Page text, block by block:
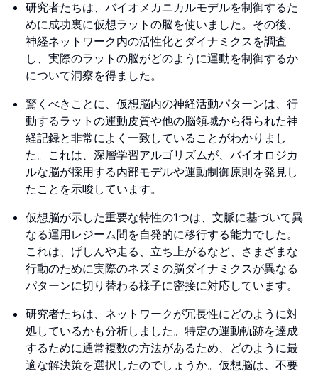
研究者たちは、バイオメカニカルモデルを制御するた
めに成功裏に仮想ラットの脳を使いました。その後、
神経ネットワーク内の活性化とダイナミクスを調査
し、実際のラットの脳がどのように運動を制御するか
について洞察を得ました。
驚くべきことに、仮想脳内の神経活動パターンは、行
動するラットの運動皮質や他の脳領域から得られた神
経記録と非常によく一致していることがわかりまし
た。これは、深層学習アルゴリズムが、バイオロジカ
ルな脳が採用する内部モデルや運動制御原則を発見し
たことを示唆しています。
仮想脳が示した重要な特性の1つは、文脈に基づいて異
なる運用レジーム間を自発的に移行する能力でした。
これは、げしんや走る、立ち上がるなど、さまざまな
行動のために実際のネズミの脳ダイナミクスが異なる
パターンに切り替わる様子に密接に対応しています。
研究者たちは、ネットワークが冗長性にどのように対
処しているかも分析しました。特定の運動軌跡を達成
するために通常複数の方法があるため、どのように最
適な解決策を選択したのでしょうか。仮想脳は、不要